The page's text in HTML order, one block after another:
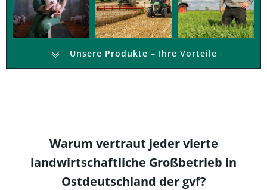
Unsere Produkte – Ihre Vorteile
Warum vertraut jeder vierte
landwirtschaftliche Großbetrieb in
Ostdeutschland der gvf?